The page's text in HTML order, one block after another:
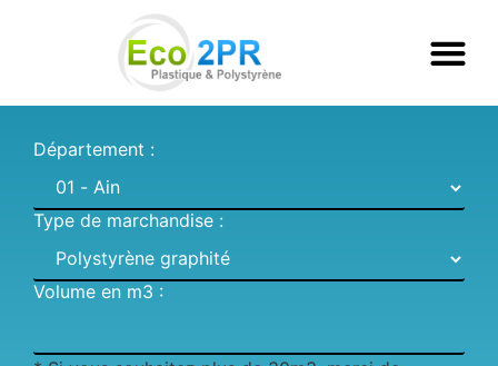
Département :
Type de marchandise :
Volume en m3 :